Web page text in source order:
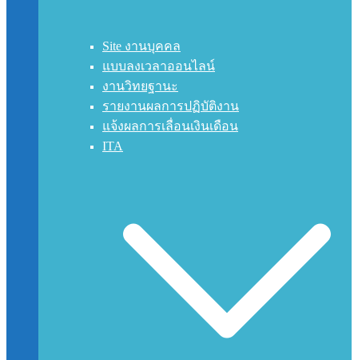
Site งานบุคคล
แบบลงเวลาออนไลน์
งานวิทยฐานะ
รายงานผลการปฏิบัติงาน
แจ้งผลการเลื่อนเงินเดือน
ITA